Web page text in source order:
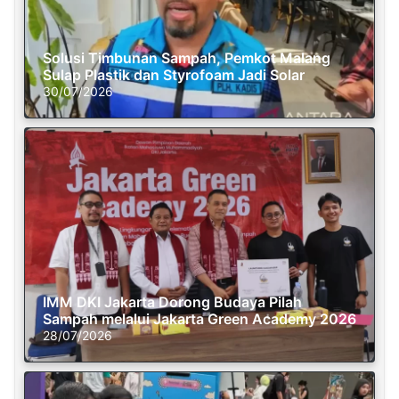
Solusi Timbunan Sampah, Pemkot Malang
Sulap Plastik dan Styrofoam Jadi Solar
30/07/2026
IMM DKI Jakarta Dorong Budaya Pilah
Sampah melalui Jakarta Green Academy 2026
28/07/2026